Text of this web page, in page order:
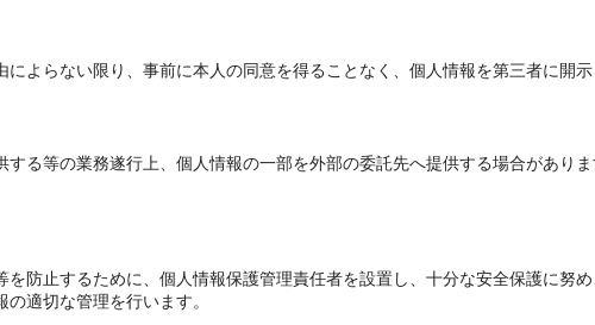
よらない限り、事前に本人の同意を得ることなく、個人情報を第三者に開示
る等の業務遂行上、個人情報の一部を外部の委託先へ提供する場合があり
防止するために、個人情報保護管理責任者を設置し、十分な安全保護に努
適切な管理を行います。